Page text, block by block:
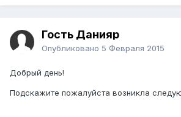
Гость Данияр
Опубликовано 5 Февраля 2015
Добрый день!
Подскажите пожалуйста возникла